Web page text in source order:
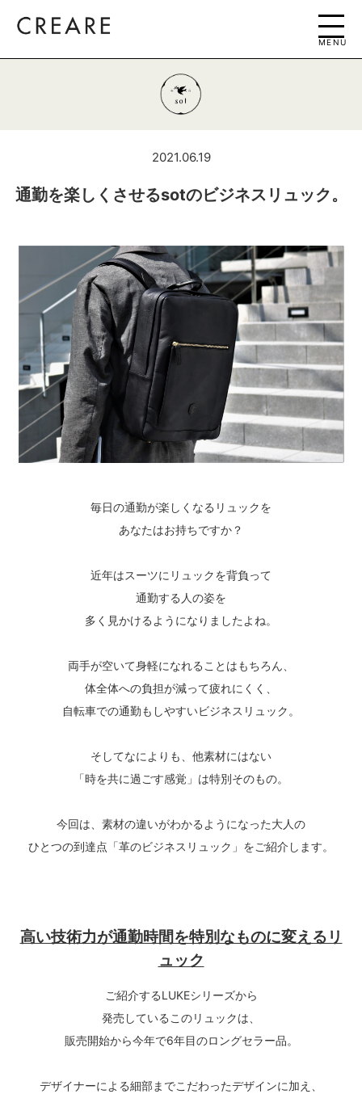
MENU
2021.06.19
通勤を楽しくさせるsotのビジネスリュック。
毎日の通勤が楽しくなるリュックを
あなたはお持ちですか？
近年はスーツにリュックを背負って
通勤する人の姿を
多く見かけるようになりましたよね。
両手が空いて身軽になれることはもちろん、
体全体への負担が減って疲れにくく、
自転車での通勤もしやすいビジネスリュック。
そしてなによりも、他素材にはない
「時を共に過ごす感覚」は特別そのもの。
今回は、素材の違いがわかるようになった大人の
ひとつの到達点「革のビジネスリュック」をご紹介します。
高い技術力が通勤時間を特別なものに変えるリ
ュック
ご紹介するLUKEシリーズから
発売しているこのリュックは、
販売開始から今年で6年目のロングセラー品。
デザイナーによる細部までこだわったデザインに加え、